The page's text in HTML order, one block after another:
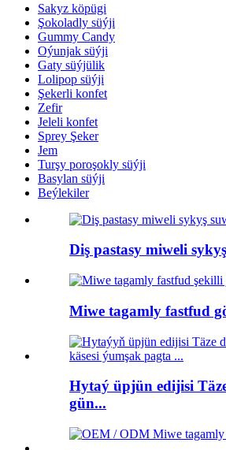
Sakyz köpügi
Şokoladly süýji
Gummy Candy
Oýunjak süýji
Gaty süýjülik
Lolipop süýji
Şekerli konfet
Zefir
Jeleli konfet
Sprey Şeker
Jem
Turşy poroşokly süýji
Basylan süýji
Beýlekiler
Diş pastasy miweli
Miwe tagamly fastfud
Hytaý üpjün edijisi
gün...